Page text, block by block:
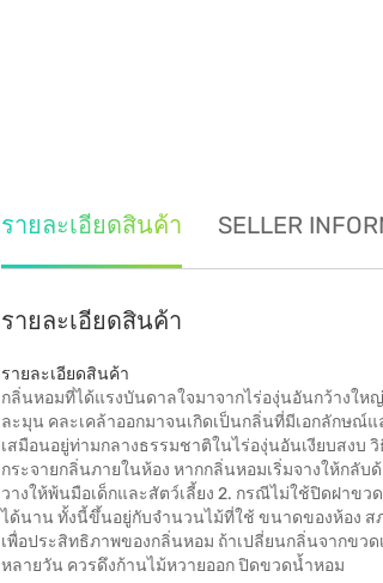
รายละเอียดสินค้า SELLER
รายละเอียดสินค้า
รายละเอียดสินค้า
กลิ่นหอมที่ได้แรงบันดาลใจมาจากไร่องุ่นอันกว้างใ
ละมุน คละเคล้าออกมาจนเกิดเป็นกลิ่นที่มีเอกลักษณ์
เสมือนอยู่ท่ามกลางธรรมชาติในไร่องุ่นอันเงียบสงบ
กระจายกลิ่นภายในห้อง หากกลิ่นหอมเริ่มจางให้กลั
วางให้พ้นมือเด็กและสัตว์เลี้ยง 2. กรณีไม่ใช้ปิดฝาข
ได้นาน ทั้งนี้ขึ้นอยู่กับจำนวนไม้ที่ใช้ ขนาดของห้อง ส
เพื่อประสิทธิภาพของกลิ่นหอม ถ้าเปลี่ยนกลิ่นจากขว
หลายวัน ควรดึงก้านไม้หวายออก ปิดขวดน้ำหอม